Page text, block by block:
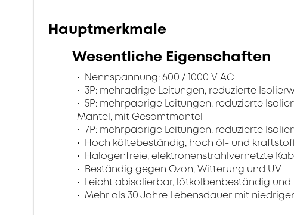
Hauptmerkmale
Wesentliche Eigenschaften
Nennspannung: 600 / 1000 V AC
3P: mehradrige Leitungen, reduzierte
5P: mehrpaarige Leitungen, reduzierte
Mantel, mit Gesamtmantel
7P: mehrpaarige Leitungen, reduzierte
Hoch kältebeständig, hoch öl- und
Halogenfreie, elektronenstrahlvernetzte
Beständig gegen Ozon, Witterung und UV
Leicht abisolierbar, lötkolbenbeständig und
Mehr als 30 Jahre Lebensdauer mit